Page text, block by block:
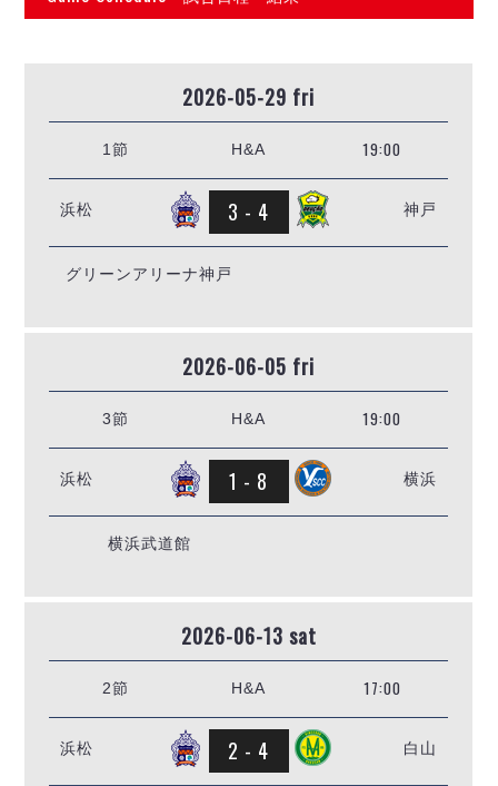
順位表
警告・退場・出場停止選手
個人ランキング｜ゴール
個人ランキング｜シュート
個人ランキング｜シュート成功率
メットライフ生命Ｆリーグカップ 2026
試合日程・結果
大会概要
アリーナ情報
チケット情報
過去の記録
名古屋オーシャンズ
シュライカー大阪
ボルクバレット北九州
バサジィ大分
メットライフ生命Ｆ２リーグ
リガーレヴィア葛飾
Y．S．C．C．横浜
ヴィンセドール白山
アグレミーナ浜松
デウソン神戸
ミラクルスマイル新居浜
日本フットサルリーグについて
大会概要
リーグ要項
クラブライセンス関連
アリーナ観戦マナー&ルール
過去の試合記録
ディビジョン1 試合記録
ディビジョン2 試合記録
Ｆリーグカップ 試合記録
リーグ統計データ
担当審判員
選手の通算記録（Ｆ１）
バルドラール浦安
立川アスレティックFC
ペスカドーラ町田
ボアルース長野
名古屋オーシャンズ
プロジェクト PROJECT
DIVISION01
02
FOLLOW US!
2026-05-29 fri
1節 H&A 19:00
浜松 3 - 4 神戸
グリーンアリーナ神戸
2026-06-05 fri
3節 H&A 19:00
浜松 1 - 8 横浜
横浜武道館
2026-06-13 sat
2節 H&A 17:00
浜松 2 - 4 白山